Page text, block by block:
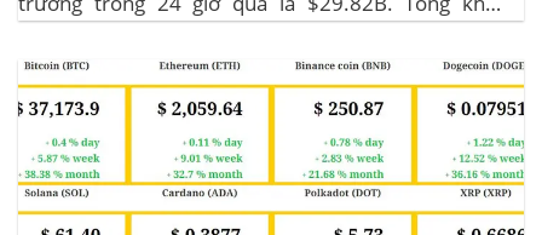
chiếm 11.77% tổng khối lượng giao dịch tiền điện tử
trong 24 giờ. Khối lượng giao dịch của...